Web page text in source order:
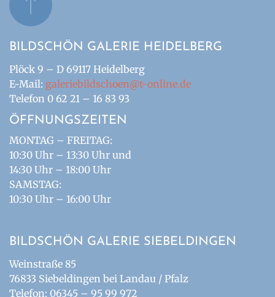
BILDSCHÖN GALERIE HEIDELBERG
Plöck 9 – D 69117 Heidelberg
E-Mail: galeriebildschoen@t-online.de
Telefon 0 62 21 – 16 83 93
ÖFFNUNGSZEITEN
MONTAG – FREITAG:
10:30 Uhr – 13:30 Uhr und
14:30 Uhr – 18:00 Uhr
SAMSTAG:
10:30 Uhr – 16:00 Uhr
BILDSCHÖN GALERIE SIEBELDINGEN
Weinstraße 85
76833 Siebeldingen bei Landau / Pfalz
Telefon: 06345 – 95 99 972